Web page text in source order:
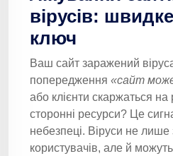
вірусів:
ключ
Ваш сайт заражений
попередження «сайт
або клієнти скаржаться на
сторонні ресурси? Це
небезпеці. Віруси не
користувачів, але й